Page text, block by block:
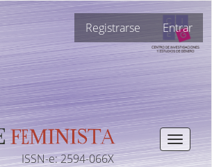
Registrarse Entrar
Toggle
ISSN-e: 2594-066X